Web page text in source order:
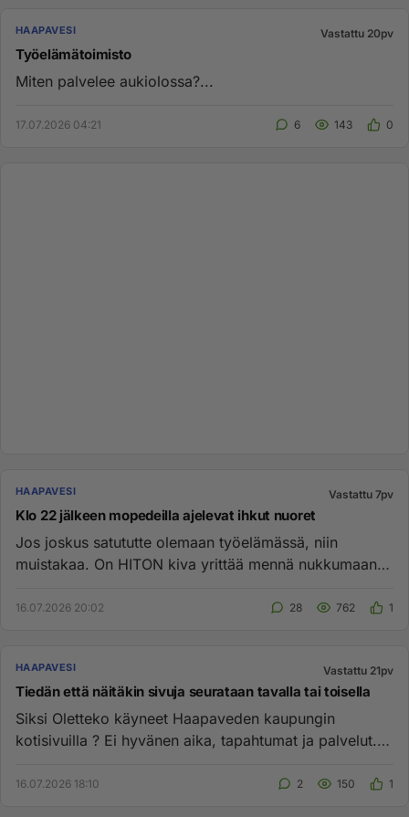
HAAPAVESI Vastattu 20pv
Työelämätoimisto
Miten palvelee aukiolossa?...
17.07.2026 04:21 6 143 0
HAAPAVESI Vastattu 7pv
Klo 22 jälkeen mopedeilla ajelevat ihkut nuoret
Jos joskus satututte olemaan työelämässä, niin
muistakaa. On HITON kiva yrittää mennä nukkumaan ja
16.07.2026 20:02 28 762 1
HAAPAVESI Vastattu 21pv
Tiedän että näitäkin sivuja seurataan tavalla tai toisella
Siksi Oletteko käyneet Haapaveden kaupungin
kotisivuilla ? Ei hyvänen aika, tapahtumat ja palvelut.
16.07.2026 18:10 2 150 1